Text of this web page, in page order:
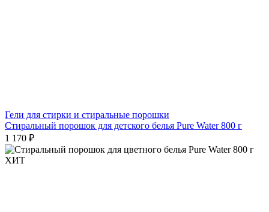
Гели для стирки и стиральные порошки
Стиральный порошок для детского белья Pure Water 800 г
1 170 ₽
ХИТ